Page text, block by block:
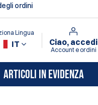
ordini
IT
Lingua
Ciao, accedi
Account e ordini
ARTICOLI IN EVIDENZA